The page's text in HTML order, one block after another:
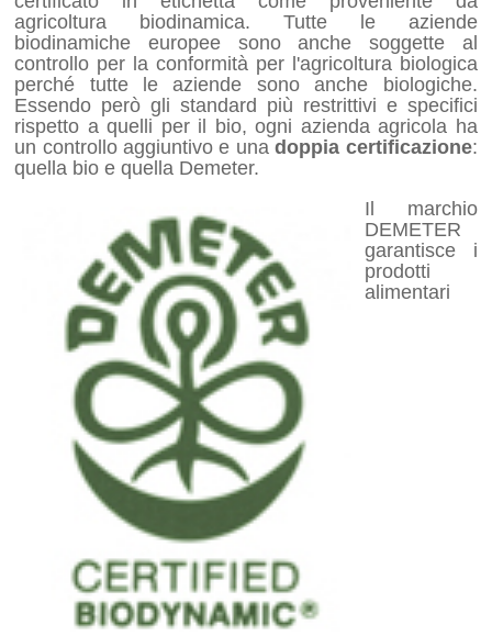
agricoltura biodinamica. Tutte le aziende
biodinamiche europee sono anche soggette al
controllo per la conformità per l'agricoltura biologica
perché tutte le aziende sono anche biologiche.
Essendo però gli standard più restrittivi e specifici
rispetto a quelli per il bio, ogni azienda agricola ha
un controllo aggiuntivo e unadoppia certificazione:
quella bio e quella Demeter.
Il marchio
DEMETER
garantisce i
prodotti
alimentari